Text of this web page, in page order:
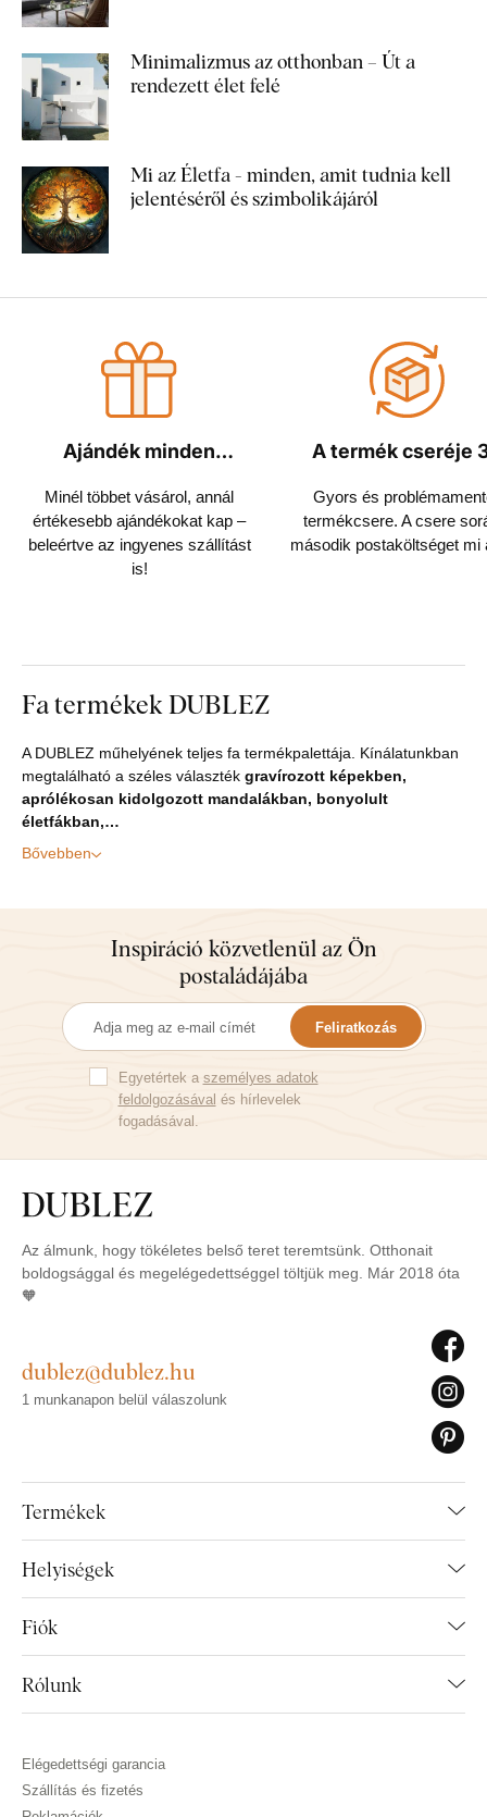
Minimalizmus az otthonban – Út a
rendezett élet felé
Mi az Életfa - minden, amit tudnia kell
jelentéséről és szimbolikájáról
Ajándék minden
Minél többet vásárol, annál
értékesebb ajándékokat kap –
beleértve az ingyenes szállítást
is!
A termék cseréje
Gyors és
termékcsere. A csere
második postaköltséget mi
Fa termékek DUBLEZ
A DUBLEZ műhelyének teljes fa termékpalettája. Kínálatunkban
megtalálható a széles választék gravírozott képekben,
aprólékosan kidolgozott mandalákban, bonyolult
életfákban,…
Bővebben
Inspiráció közvetlenül az Ön
postaládájába
Feliratkozás
Egyetértek a személyes adatok
feldolgozásával és hírlevelek
fogadásával.
Az álmunk, hogy tökéletes belső teret teremtsünk. Otthonait
boldogsággal és megelégedettséggel töltjük meg. Már 2018 óta
🧡
Termékek
Helyiségek
Fiók
Rólunk
dublez@dublez.hu
1 munkanapon belül válaszolunk
Elégedettségi garancia
Szállítás és fizetés